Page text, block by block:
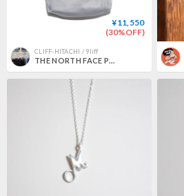
¥11,550
(30%OFF)
CLIFF-HITACHI / 9liff
THE NORTH FACE PURPLE LABEL Mesh Field Tote M / NN7403N / パープルレーベル メッシュフィールドトート M 【2024SS】